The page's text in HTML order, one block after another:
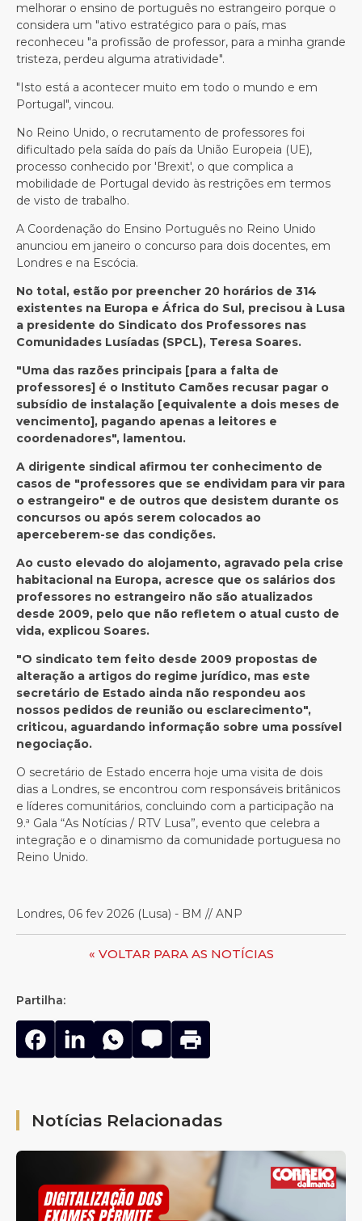
melhorar o ensino de português no estrangeiro porque o
considera um "ativo estratégico para o país, mas
reconheceu "a profissão de professor, para a minha grande
tristeza, perdeu alguma atratividade".
"Isto está a acontecer muito em todo o mundo e em
Portugal", vincou.
No Reino Unido, o recrutamento de professores foi
dificultado pela saída do país da União Europeia (UE),
processo conhecido por 'Brexit', o que complica a
mobilidade de Portugal devido às restrições em termos
de visto de trabalho.
A Coordenação do Ensino Português no Reino Unido
anunciou em janeiro o concurso para dois docentes, em
Londres e na Escócia.
No total, estão por preencher 20 horários de 314
existentes na Europa e África do Sul, precisou à Lusa
a presidente do Sindicato dos Professores nas
Comunidades Lusíadas (SPCL), Teresa Soares.
"Uma das razões principais [para a falta de
professores] é o Instituto Camões recusar pagar o
subsídio de instalação [equivalente a dois meses de
vencimento], pagando apenas a leitores e
coordenadores", lamentou.
A dirigente sindical afirmou ter conhecimento de
casos de "professores que se endividam para vir para
o estrangeiro" e de outros que desistem durante os
concursos ou após serem colocados ao
aperceberem-se das condições.
Ao custo elevado do alojamento, agravado pela crise
habitacional na Europa, acresce que os salários dos
professores no estrangeiro não são atualizados
desde 2009, pelo que não refletem o atual custo de
vida, explicou Soares.
"O sindicato tem feito desde 2009 propostas de
alteração a artigos do regime jurídico, mas este
secretário de Estado ainda não respondeu aos
nossos pedidos de reunião ou esclarecimento",
criticou, aguardando informação sobre uma possível
negociação.
O secretário de Estado encerra hoje uma visita de dois
dias a Londres, se encontrou com responsáveis britânicos
e líderes comunitários, concluindo com a participação na
9.ª Gala “As Notícias / RTV Lusa”, evento que celebra a
integração e o dinamismo da comunidade portuguesa no
Reino Unido.
Londres, 06 fev 2026 (Lusa) - BM // ANP
« VOLTAR PARA AS NOTÍCIAS
Partilha:
Notícias Relacionadas